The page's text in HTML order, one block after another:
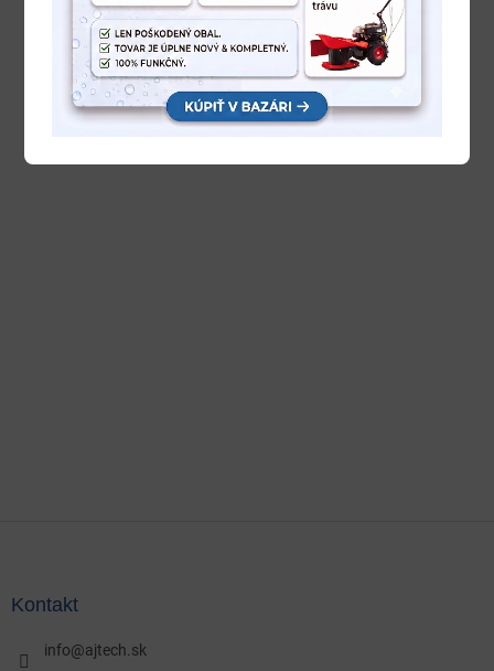
Kontakt
info@ajtech.sk